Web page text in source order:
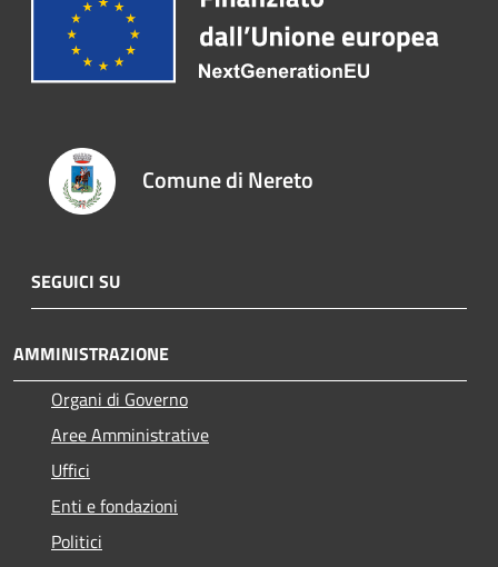
Comune di Nereto
SEGUICI SU
AMMINISTRAZIONE
Organi di Governo
Aree Amministrative
Uffici
Enti e fondazioni
Politici